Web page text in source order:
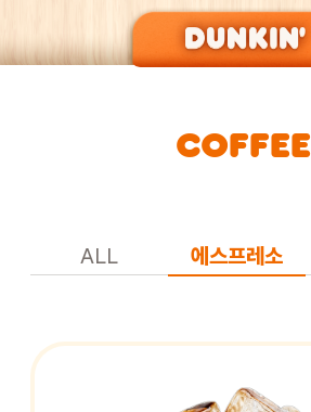
DUNKIN’ OF SEASON
COFFEE
ALL 에스프레소